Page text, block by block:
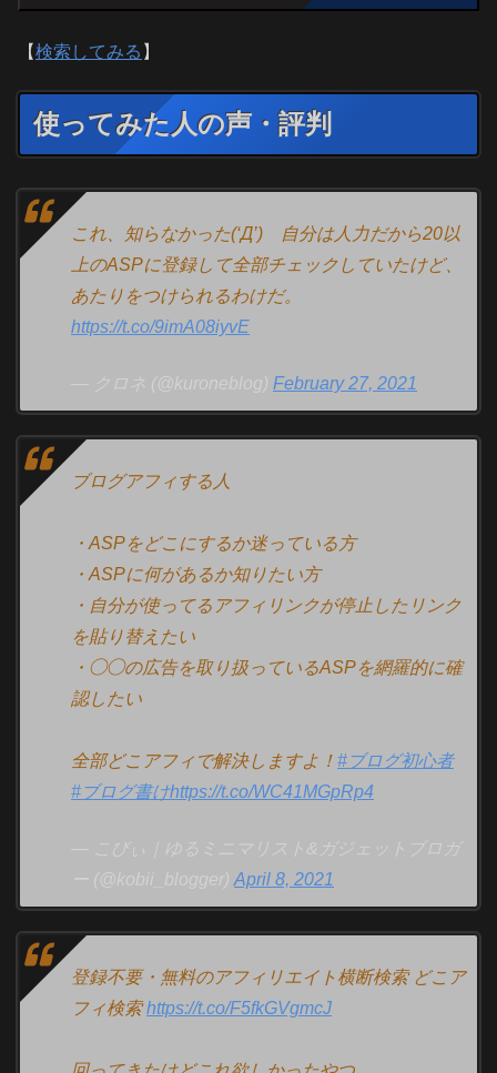
【検索してみる 】
使ってみた人の声・評判
これ、知らなかった(‘Д’) 自分は人力だから20以
上のASPに登録して全部チェックしていたけど、
あたりをつけられるわけだ。
https://t.co/9imA08iyvE
— クロネ (@kuroneblog) February 27, 2021
ブログアフィする人
・ASPをどこにするか迷っている方
・ASPに何があるか知りたい方
・自分が使ってるアフィリンクが停止したリンク
を貼り替えたい
・◯◯の広告を取り扱っているASPを網羅的に確
認したい
全部どこアフィで解決しますよ！ #ブログ初心者
#ブログ書けhttps://t.co/WC41MGpRp4
— こびぃ｜ゆるミニマリスト&ガジェットブロガ
ー (@kobii_blogger) April 8, 2021
登録不要・無料のアフィリエイト横断検索 どこア
フィ検索https://t.co/F5fkGVgmcJ